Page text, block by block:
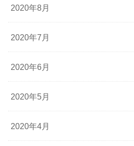
2020年8月
2020年7月
2020年6月
2020年5月
2020年4月